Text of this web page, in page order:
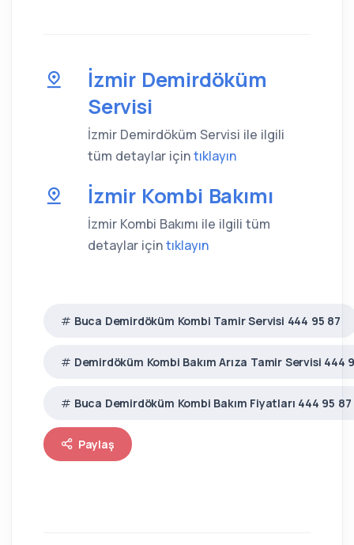
İzmir Demirdöküm
Servisi
İzmir Demirdöküm Servisi ile ilgili
tüm detaylar içintıklayın
İzmir Kombi Bakımı
İzmir Kombi Bakımı ile ilgili tüm
detaylar içintıklayın
Buca Demirdöküm Kombi Tamir Servisi 444 95 87
Demirdöküm Kombi Bakım Arıza Tamir Servisi 444
Buca Demirdöküm Kombi Bakım Fiyatları 444 95 87
Paylaş